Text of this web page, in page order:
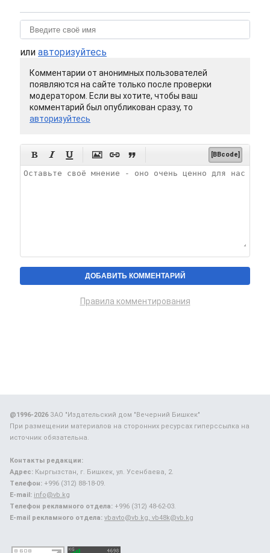
или авторизуйтесь
Комментарии от анонимных пользователей
появляются на сайте только после проверки
модератором. Если вы хотите, чтобы ваш
комментарий был опубликован сразу, то
авторизуйтесь
      [BBcode]
Правила комментирования
@1996-2026ЗАО "Издательский дом "Вечерний Бишкек"
При размещении материалов на сторонних ресурсах гиперссылка на
источник обязательна.
Контакты редакции:
Адрес: Кыргызстан, г. Бишкек, ул. Усенбаева, 2.
Телефон: +996 (312) 88-18-09.
E-mail: info@vb.kg
Телефон рекламного отдела: +996 (312) 48-62-03.
E-mail рекламного отдела: vbavto@vb.kg, vb48k@vb.kg